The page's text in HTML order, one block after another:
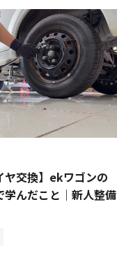
ヤ交換】ekワゴンの
学んだこと｜新人整備